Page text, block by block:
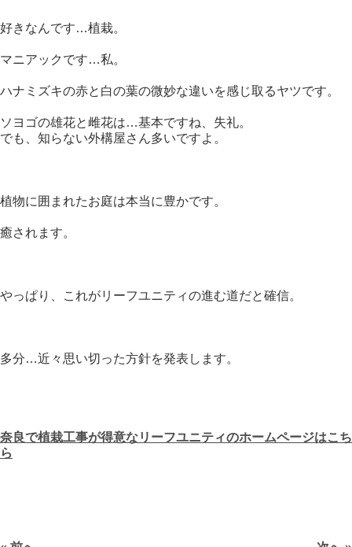
好きなんです…植栽。
マニアックです…私。
ハナミズキの赤と白の葉の微妙な違いを感じ取るヤツです。
ソヨゴの雄花と雌花は…基本ですね、失礼。
でも、知らない外構屋さん多いですよ。
植物に囲まれたお庭は本当に豊かです。
癒されます。
やっぱり、これがリーフユニティの進む道だと確信。
多分…近々思い切った方針を発表します。
奈良で植栽工事が得意なリーフユニティのホームページはこち
ら